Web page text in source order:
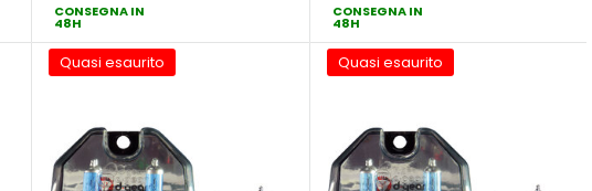
CONSEGNA IN
48H
CONSEGNA IN
48H
Quasi esaurito Quasi esaurito